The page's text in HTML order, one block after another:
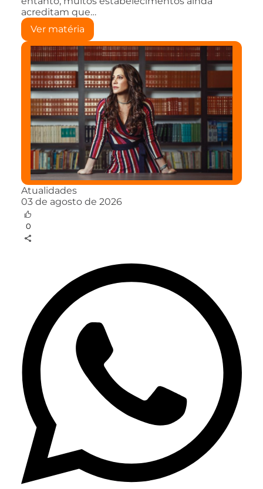
acreditam que…
Ver matéria
Atualidades
03 de agosto de 2026
0